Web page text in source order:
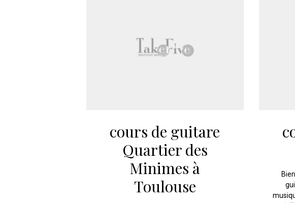
cours de guitare
Quartier des
Minimes à
Toulouse